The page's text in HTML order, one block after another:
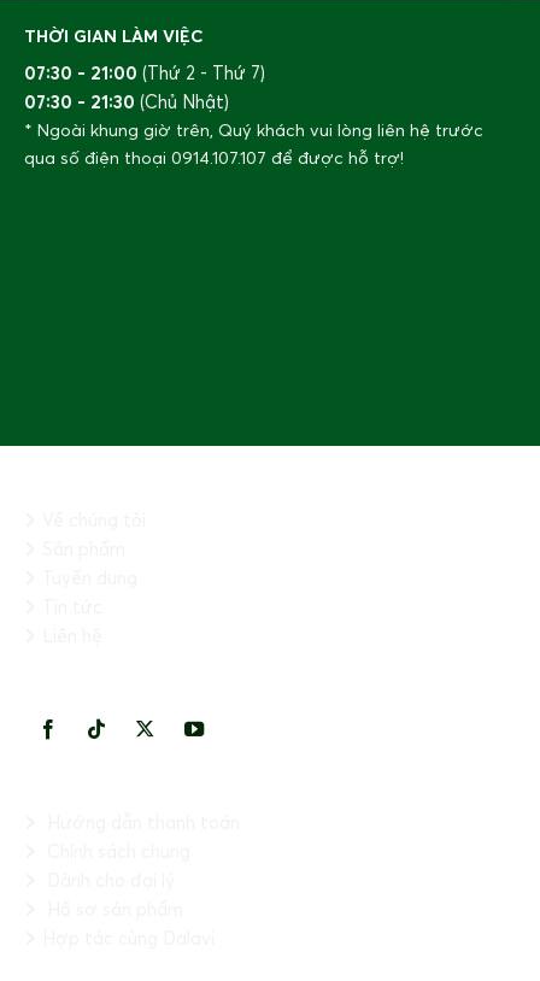
THỜI GIAN LÀM VIỆC
07:30 - 21:00 (Thứ 2 - Thứ 7)
07:30 - 21:30 (Chủ Nhật)
* Ngoài khung giờ trên, Quý khách vui lòng liên hệ trước
qua số điện thoại 0914.107.107 để được hỗ trợ!